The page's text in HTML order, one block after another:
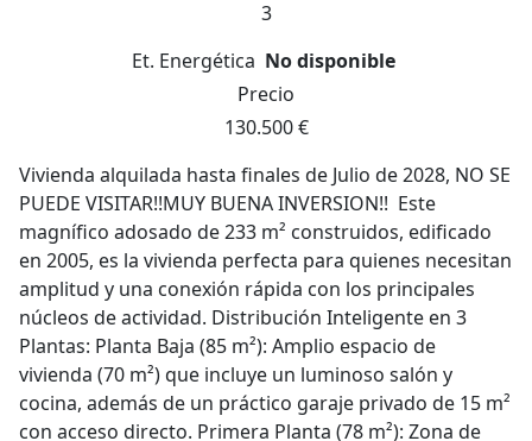
3
Et. Energética No disponible
Precio
130.500 €
Vivienda alquilada hasta finales de Julio de 2028, NO SE
PUEDE VISITAR!!MUY BUENA INVERSION!! Este
magnífico adosado de 233 m² construidos, edificado
en 2005, es la vivienda perfecta para quienes necesitan
amplitud y una conexión rápida con los principales
núcleos de actividad. Distribución Inteligente en 3
Plantas: Planta Baja (85 m²): Amplio espacio de
vivienda (70 m²) que incluye un luminoso salón y
cocina, además de un práctico garaje privado de 15 m²
con acceso directo. Primera Planta (78 m²): Zona de